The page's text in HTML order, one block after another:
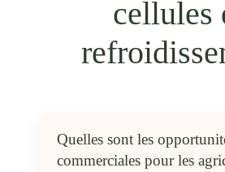
cellules
Quelles sont les
commerciales pour les